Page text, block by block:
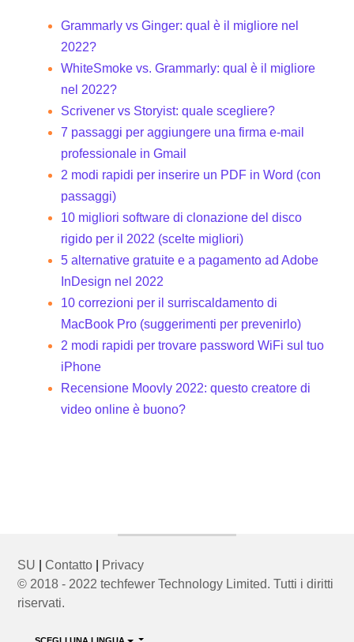
Grammarly vs Ginger: qual è il migliore nel
2022?
WhiteSmoke vs. Grammarly: qual è il migliore
nel 2022?
Scrivener vs Storyist: quale scegliere?
7 passaggi per aggiungere una firma e-mail
professionale in Gmail
2 modi rapidi per inserire un PDF in Word (con
passaggi)
10 migliori software di clonazione del disco
rigido per il 2022 (scelte migliori)
5 alternative gratuite e a pagamento ad Adobe
InDesign nel 2022
10 correzioni per il surriscaldamento di
MacBook Pro (suggerimenti per prevenirlo)
2 modi rapidi per trovare password WiFi sul tuo
iPhone
Recensione Moovly 2022: questo creatore di
video online è buono?
SU Contatto
Privacy
© 2018 - 2022 techfewer Technology Limited. Tutti i diritti
riservati.